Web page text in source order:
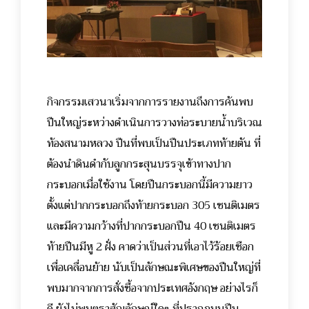
กิจกรรมเสวนาเริ่มจากการรายงานถึงการค้นพบ
ปืนใหญ่ระหว่างดำเนินการวางท่อระบายน้ำบริเวณ
ท้องสนามหลวง ปืนที่พบเป็นปืนประเภทท้ายตัน ที่
ต้องนำดินดำกับลูกกระสุนบรรจุเข้าทางปาก
กระบอกเมื่อใช้งาน โดยปืนกระบอกนี้มีความยาว
ตั้งแต่ปากกระบอกถึงท้ายกระบอก 305 เซนติเมตร
และมีความกว้างที่ปากกระบอกปืน 40 เซนติเมตร
ท้ายปืนมีหู 2 ฝั่ง คาดว่าเป็นส่วนที่เอาไว้ร้อยเชือก
เพื่อเคลื่อนย้าย นับเป็นลักษณะพิเศษของปืนใหญ่ที่
พบมากจากการสั่งซื้อจากประเทศอังกฤษ อย่างไรก็